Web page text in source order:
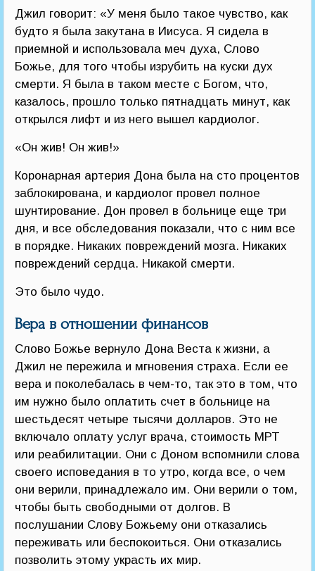
Джил говорит: «У меня было такое чувство, как
будто я была закутана в Иисуса. Я сидела в
приемной и использовала меч духа, Слово
Божье, для того чтобы изрубить на куски дух
смерти. Я была в таком месте с Богом, что,
казалось, прошло только пятнадцать минут, как
открылся лифт и из него вышел кардиолог.
«Он жив! Он жив!»
Коронарная артерия Дона была на сто процентов
заблокирована, и кардиолог провел полное
шунтирование. Дон провел в больнице еще три
дня, и все обследования показали, что с ним все
в порядке. Никаких повреждений мозга. Никаких
повреждений сердца. Никакой смерти.
Это было чудо.
Вера в отношении финансов
Слово Божье вернуло Дона Веста к жизни, а
Джил не пережила и мгновения страха. Если ее
вера и поколебалась в чем-то, так это в том, что
им нужно было оплатить счет в больнице на
шестьдесят четыре тысячи долларов. Это не
включало оплату услуг врача, стоимость МРТ
или реабилитации. Они с Доном вспомнили слова
своего исповедания в то утро, когда все, о чем
они верили, принадлежало им. Они верили о том,
чтобы быть свободными от долгов. В
послушании Слову Божьему они отказались
переживать или беспокоиться. Они отказались
позволить этому украсть их мир.